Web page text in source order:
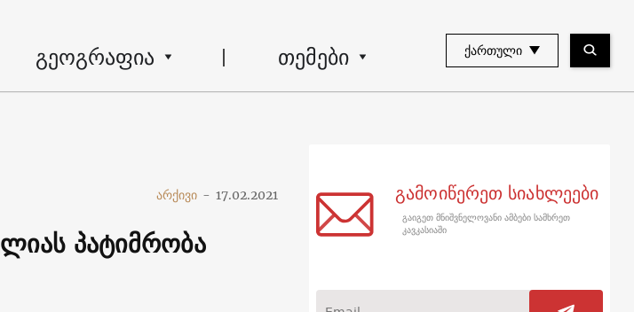
გეოგრაფია თემები ᲥᲐᲠᲗᲣᲚᲘ
არქივი - 17.02.2021
პატიმრობა
გამოიწერეთ სიახლეები
გაიგეთ მნიშვნელოვანი ამბები სამხრეთ
კავკასიაში